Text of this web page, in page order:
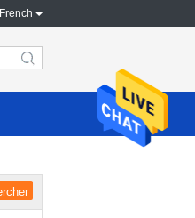
French
search